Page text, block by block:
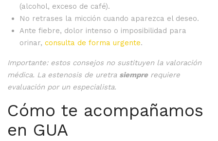
(alcohol, exceso de café).
No retrases la micción cuando aparezca el deseo.
Ante fiebre, dolor intenso o imposibilidad para
orinar, consulta de forma urgente.
Importante: estos consejos no sustituyen la valoración
médica. La estenosis de uretra siemprerequiere
evaluación por un especialista.
Cómo te acompañamos
en GUA